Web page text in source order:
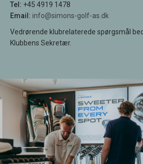
Tel: +45 4919 1478
Email: info@simons-golf-as.dk
Vedrørende klubrelaterede spørgsmål
Klubbens Sekretær.